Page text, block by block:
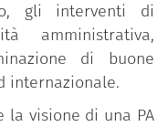
gli interventi di
amministrativa,
di buone
internazionale.
la visione di una PA